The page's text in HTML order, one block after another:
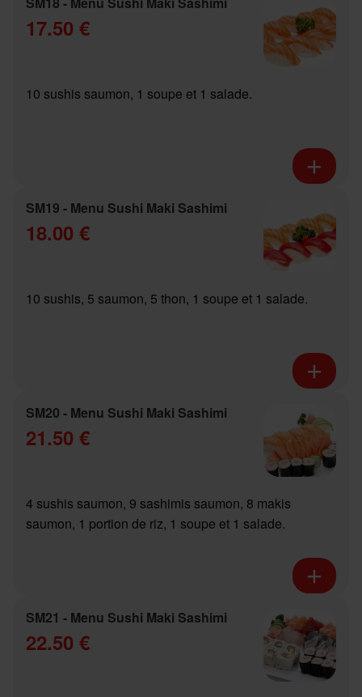
17.50 €
10 sushis saumon, 1 soupe et 1 salade.
SM19 - Menu Sushi Maki Sashimi
18.00 €
10 sushis, 5 saumon, 5 thon, 1 soupe et 1 salade.
SM20 - Menu Sushi Maki Sashimi
21.50 €
4 sushis saumon, 9 sashimis saumon, 8 makis
saumon, 1 portion de riz, 1 soupe et 1 salade.
SM21 - Menu Sushi Maki Sashimi
22.50 €